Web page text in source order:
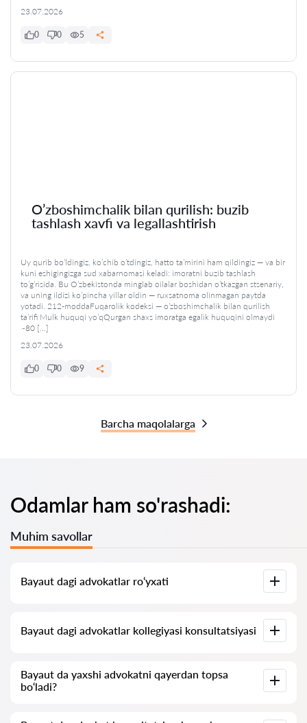
23.07.2026
0 0 5
O’zboshimchalik bilan qurilish: buzib
tashlash xavfi va legallashtirish
Uy qurib bo’ldingiz, ko’chib o’tdingiz, hatto ta’mirini ham qildingiz — va bir
kuni eshigingizga sud xabarnomasi keladi: imoratni buzib tashlash
to’g’risida. Bu O’zbekistonda minglab oilalar boshidan o’tkazgan stsenariy,
va uning ildizi ko’pincha yillar oldin — ruxsatnoma olinmagan paytda
yotadi. 212-moddaFuqarolik kodeksi — o’zboshimchalik bilan qurilish
ta’rifi Mulk huquqi yo’qQurgan shaxs imoratga egalik huquqini olmaydi
~80 […]
23.07.2026
0 0 9
Barcha maqolalarga
Odamlar ham so'rashadi:
Muhim savollar
Bayaut dagi advokatlar ro‘yxati
bazasi. Advokatlarning to‘liq tarjimai holi va telefon raqamlari
bilan.
Bayaut dagi advokatlar kollegiyasi konsultatsiyasi
asosida konsultatsiya. Bayaut dagi advokatlar kollegiyasi
ro‘yxati. Advokatlar xizmatlari narxlari va mijozlar fikrlari.
Bayaut da yaxshi advokatni qayerdan topsa
bo‘ladi?